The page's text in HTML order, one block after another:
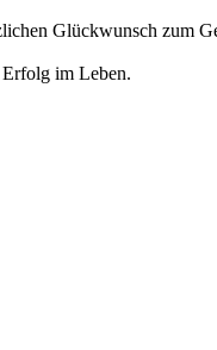
Glückwunsch zum
im Leben.